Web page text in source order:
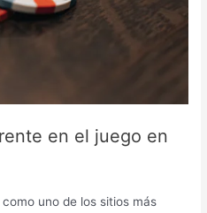
en el juego en
uno de los sitios más